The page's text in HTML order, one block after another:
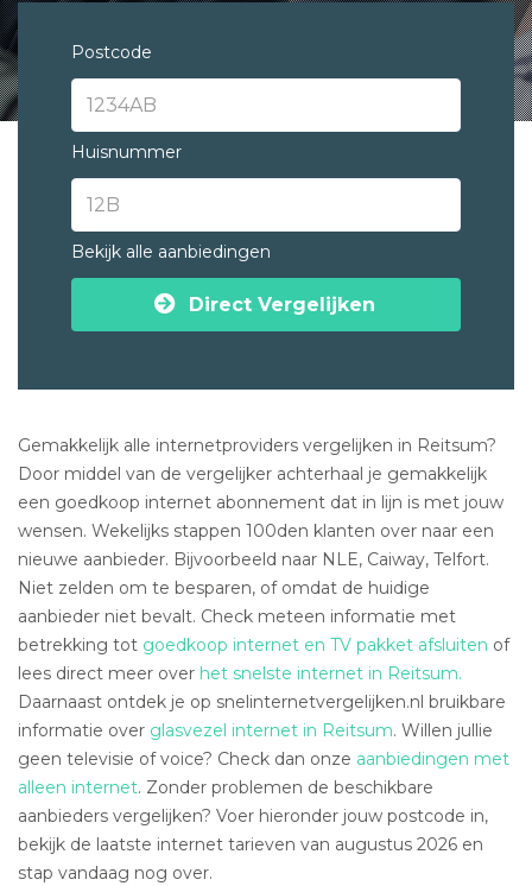
Postcode
Huisnummer
Bekijk alle aanbiedingen
Direct Vergelijken
Gemakkelijk alle internetproviders vergelijken in Reitsum?
Door middel van de vergelijker achterhaal je gemakkelijk
een goedkoop internet abonnement dat in lijn is met jouw
wensen. Wekelijks stappen 100den klanten over naar een
nieuwe aanbieder. Bijvoorbeeld naar NLE, Caiway, Telfort.
Niet zelden om te besparen, of omdat de huidige
aanbieder niet bevalt. Check meteen informatie met
betrekking tot goedkoop internet en TV pakket afsluiten of
lees direct meer over het snelste internet in Reitsum.
Daarnaast ontdek je op snelinternetvergelijken.nl bruikbare
informatie over glasvezel internet in Reitsum. Willen jullie
geen televisie of voice? Check dan onze aanbiedingen met
alleen internet. Zonder problemen de beschikbare
aanbieders vergelijken? Voer hieronder jouw postcode in,
bekijk de laatste internet tarieven van augustus 2026 en
stap vandaag nog over.